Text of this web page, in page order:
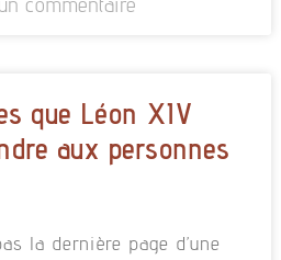
que Léon XIV
aux personnes
la dernière page d’une